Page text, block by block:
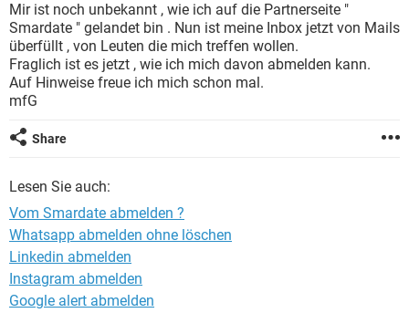
WHATSAPP TIKTOK
FACEBOOK HARDWARE
WINDOWS 10 INSTAGRAM
WHATSAPP TIKTOK
FACEBOOK HARDWARE
Mir ist noch unbekannt , wie ich auf die Partnerseite "
Smardate " gelandet bin . Nun ist meine Inbox jetzt von Mails
überfüllt , von Leuten die mich treffen wollen.
Fraglich ist es jetzt , wie ich mich davon abmelden kann.
Auf Hinweise freue ich mich schon mal.
mfG
Share
Lesen Sie auch:
Vom Smardate abmelden ?
Whatsapp abmelden ohne löschen
Linkedin abmelden
Instagram abmelden
Google alert abmelden